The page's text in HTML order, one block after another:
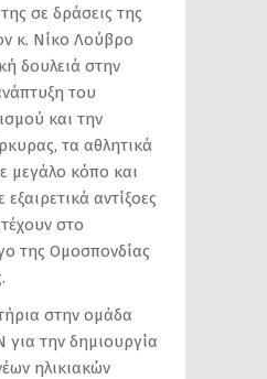
σε δράσεις της
κ. Νίκο Λούβρο
δουλειά στην
του
και την
τα αθλητικά
μεγάλο κόπο και
αντίξοες
στο
της Ομοσπονδίας
στην ομάδα
την δημιουργία
ηλικιακών